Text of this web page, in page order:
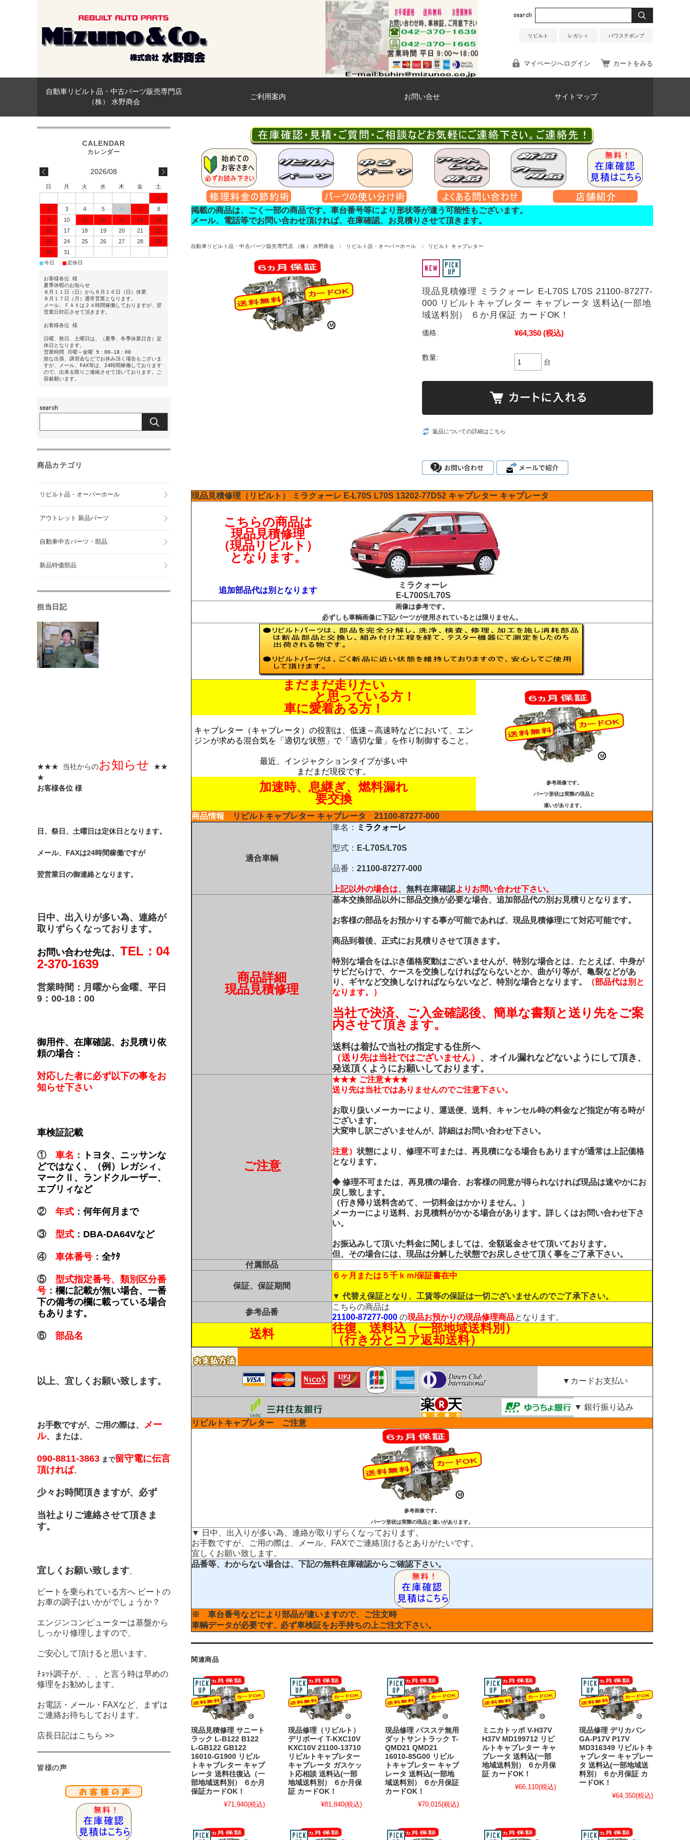
リビルト レガシィ パワステポンプ
マイページへログイン カートをみる
自動車リビルト品・中古パーツ販売専門店
（株） 水野商会
ご利用案内 お問い合せ サイトマップ
掲載の商品は、ごく一部の商品です。車台番号等により形状等が違う可能性もございます。
メール、電話等でお問い合わせ頂ければ、在庫確認、お見積りさせて頂きます。
自動車リビルト品・中古パーツ販売専門店 （株） 水野商会 リビルト品・オーバーホール リビルト キャブレター
現品見積修理 ミラクォーレ E-L70S L70S 21100-87277-
000 リビルトキャブレター キャブレータ 送料込(一部地
域送料別） ６か月保証 カードOK！
価格: ¥64,350 (税込)
数量:
台
返品についての詳細はこちら
現品見積修理（リビルト） ミラクォーレ E-L70S L70S 13202-77D52 キャブレター キャブレータ
こちらの商品は
現品見積修理
（現品リビルト）
となります。
追加部品代は別となります
ミラクォーレ
E-L700S/L70S
画像は参考です。
必ずしも車輌画像に下記パーツが使用されているとは限りません。
まだまだ走りたい
と思っている方！
車に愛着ある方！
キャブレター（キャブレータ）の役割は、低速～高速時などにおいて、エン
ジンが求める混合気を「適切な状態」で「適切な量」を作り制御すること。
最近、インジャクションタイプが多い中
まだまだ現役です。
加速時、息継ぎ、燃料漏れ
要交換
参考画像です。
パーツ形状は実際の現品と
違いがあります。
商品情報 リビルトキャブレター キャブレータ 21100-87277-000
適合車輌
車名： ミラクォーレ
型式： E-L70S/L70S
品番： 21100-87277-000
上記以外の場合は、 無料在庫確認よりお問い合わせ下さい。
商品詳細
現品見積修理
基本交換部品以外に部品交換が必要な場合、追加部品代の別お見積りとなります。
お客様の部品をお預かりする事が可能であれば、現品見積修理にて対応可能です。
商品到着後、正式にお見積りさせて頂きます。
特別な場合をはぶき価格変動はございませんが、特別な場合とは、たとえば、中身が
サビだらけで、ケースを交換しなければならないとか、曲がり等が、亀裂などがあ
り、ギヤなど交換しなければならないなど、特別な場合となります。
（部品代は別と
なります。）
当社で決済、ご入金確認後、簡単な書類と送り先をご案
内させて頂きます。
送料は着払で当社の指定する住所へ
（送り先は当社ではございません） 、オイル漏れなどないようにして頂き、
発送頂くようにお願いしております。
ご注意
★★★ ご注意★★★
送り先は当社ではありませんのでご注意下さい。
お取り扱いメーカーにより、運送便、送料、キャンセル時の料金など指定が有る時が
ございます。
大変申し訳ございませんが、詳細はお問い合わせ下さい。
注意）状態により、修理不可または、再見積になる場合もありますが通常は上記価格
となります。
◆ 修理不可または、再見積の場合、お客様の同意が得られなければ現品は速やかにお
戻し致します。
（行き帰り送料含めて、一切料金はかかりません。）
メーカーにより送料、お見積料がかかる場合があります。詳しくはお問い合わせ下さ
い。
お振込みして頂いた料金に関しましては、全額返金させて頂いております。
但、その場合には、現品は分解した状態でお戻しさせて頂く事をご了承下さい。
付属部品
保証、保証期間
６ヶ月または５千ｋｍ/保証書在中
▼ 代替え保証となり、工賃等の保証は一切ございませんのでご了承下さい。
参考品番
こちらの商品は
21100-87277-000 の現品お預かりの現品修理商品となります。
送料
往復、送料込（一部地域送料別）
（行き分とコア返却送料）
▼カードお支払い
▼ 銀行振り込み
リビルトキャブレター ご注意
参考画像です。
パーツ形状は実際の現品と違いがあります。
▼ 日中、出入りが多い為、連絡が取りずらくなっております。
お手数ですが、ご用の際は、メール、FAXでご連絡頂けるとありがたいです。
宜しくお願い致します。
品番等、わからない場合は、下記の無料在庫確認からご確認下さい。
※ 車台番号などにより部品が違いますので、ご注文時
車輌データが必要です。 必ず車検証をお手持ちの上ご注文下さい。
関連商品
現品見積修理 サニート
ラック L-B122 B122
L-GB122 GB122
16010-G1900 リビル
トキャブレター キャブ
レータ 送料往復込（一
部地域送料別） ６か月
保証カードOK！
¥71,940(税込)
現品修理（リビルト）
デリボーイ T-KXC10V
KXC10V 21100-13710
リビルトキャブレター
キャブレータ ガスケッ
ト応相談 送料込(一部
地域送料別） ６か月保
証 カードOK！
¥81,840(税込)
現品修理 パスステ無用
ダットサントラック T-
QMD21 QMD21
16010-85G00 リビル
トキャブレター キャブ
レータ 送料込(一部地
域送料別） ６か月保証
カードOK！
¥70,015(税込)
ミニカトッポ V-H37V
H37V MD199712 リビ
ルトキャブレター キャ
ブレータ 送料込(一部
地域送料別） ６か月保
証 カードOK！
¥66,110(税込)
現品修理 デリカバン
GA-P17V P17V
MD316349 リビルトキ
ャブレター キャブレー
タ 送料込(一部地域送
料別） ６か月保証 カ
ードOK！
¥64,350(税込)
2026/08
日 月 火 水 木 金
土
1
2
3 4 5 6 7
8
9
10 11 12 13 14
15
16
17 18 19 20 21
22
23
24 25 26 27 28
29
30
31
■今日 ■定休日
お客様各位 様
夏季休暇のお知らせ
８月１１日（日）から８月１６日（日）休業
８月１７日（月）通常営業となります。
メール、ＦＡＸは２４時間稼働しておりますが、翌
営業日対応させて頂きます。
お客様各位 様
日曜、祭日、土曜日は、（夏季、冬季休業日含）定
休日となります。
営業時間 月曜～金曜 9：00-18：00
急な出張、講習会などでお休み頂く場合もございま
すが、メール、FAX等は、24時間稼働しております
ので、出来る限りご連絡させて頂いております。ご
容赦願います。
商品カテゴリ
リビルト品・オーバーホール
アウトレット 新品パーツ
自動車中古パーツ・部品
新品特価部品
担当日記
★★★ 当社からのお知らせ
★★
★
お客様各位 様
日、祭日、土曜日は定休日となります。
メール、FAXは24時間稼働ですが
翌営業日の御連絡となります。
日中、出入りが多い為、連絡が
取りずらくなっております。
お問い合わせ先は、 TEL：04
2-370-1639
営業時間：月曜から金曜、平日
9：00-18：00
御用件、在庫確認、お見積り依
頼の場合：
対応した者に必ず以下の事をお
知らせ下さい
車検証記載
① 車名 ：
トヨタ、ニッサンな
どではなく、（例）レガシィ、
マークⅡ、ランドクルーザー、
エブリィなど
② 年式 ： 何年何月まで
③ 型式 ： DBA-DA64Vなど
④ 車体番号 ： 全ｹﾀ
⑤ 型式指定番号、類別区分番
号 ： 欄に記載が無い場合、一番
下の備考の欄に載っている場合
もあります。
⑥ 部品名
以上、宜しくお願い致します。
お手数ですが、ご用の際は、 メー
ル、または、
090-8811-3863 まで留守電に伝言
頂ければ、
少々お時間頂きますが、必ず
当社よりご連絡させて頂きま
す。
宜しくお願い致します。
ビートを乗られている方へ ビートの
お車の調子はいかがでしょうか？
エンジンコンピューターは基盤から
しっかり修理しますので、
ご安心して頂けると思います。
ﾁｮｯﾄ調子が、、、と言う時は早めの
修理をお勧めします。
お電話・メール・FAXなど、まずは
ご連絡お待ちしております。
店長日記はこちら >>
皆様の声